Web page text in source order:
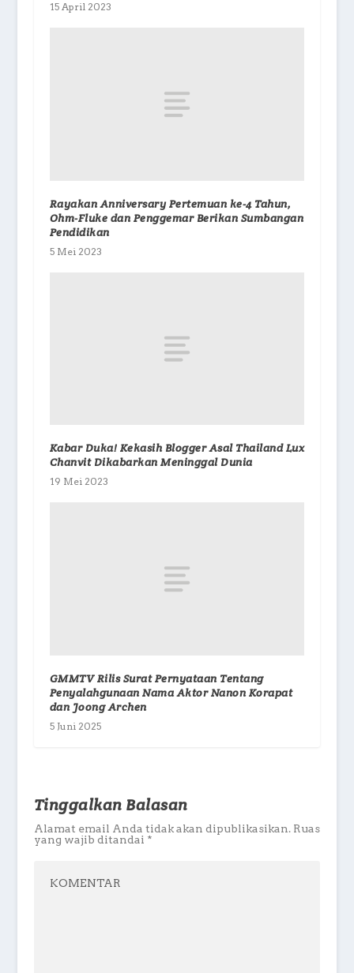
15 April 2023
Rayakan Anniversary Pertemuan ke-4 Tahun,
Ohm-Fluke dan Penggemar Berikan Sumbangan
Pendidikan
5 Mei 2023
Kabar Duka! Kekasih Blogger Asal Thailand Lux
Chanvit Dikabarkan Meninggal Dunia
19 Mei 2023
GMMTV Rilis Surat Pernyataan Tentang
Penyalahgunaan Nama Aktor Nanon Korapat
dan Joong Archen
5 Juni 2025
Tinggalkan Balasan
Alamat email Anda tidak akan dipublikasikan. Ruas
yang wajib ditandai *